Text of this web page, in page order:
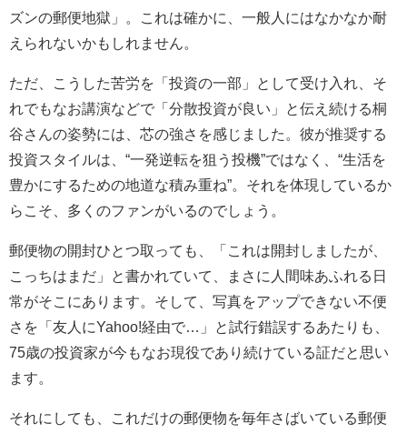
ズンの郵便地獄」。これは確かに、一般人にはなかなか耐
えられないかもしれません。
ただ、こうした苦労を「投資の一部」として受け入れ、そ
れでもなお講演などで「分散投資が良い」と伝え続ける桐
谷さんの姿勢には、芯の強さを感じました。彼が推奨する
投資スタイルは、“一発逆転を狙う投機”ではなく、“生活を
豊かにするための地道な積み重ね”。それを体現しているか
らこそ、多くのファンがいるのでしょう。
郵便物の開封ひとつ取っても、「これは開封しましたが、
こっちはまだ」と書かれていて、まさに人間味あふれる日
常がそこにあります。そして、写真をアップできない不便
さを「友人にYahoo!経由で…」と試行錯誤するあたりも、
75歳の投資家が今もなお現役であり続けている証だと思い
ます。
それにしても、これだけの郵便物を毎年さばいている郵便